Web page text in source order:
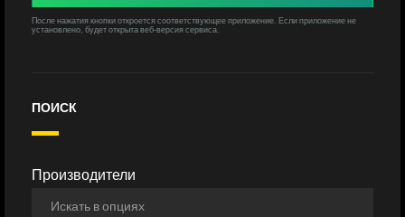
После нажатия кнопки откроется соответствующее приложение. Если приложение не
установлено, будет открыта веб-версия сервиса.
ПОИСК
Производители